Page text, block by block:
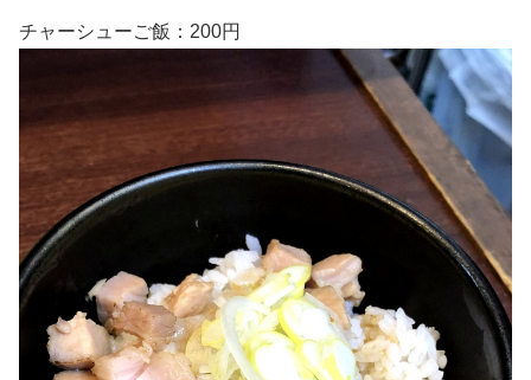
チャーシューご飯：200円